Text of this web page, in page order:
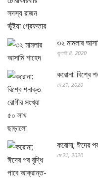
৩২ মামলার
জুলাই 8, 2020
করোনা: বিশ্বে
মে 21, 2020
করোনা; ঈদের
মে 21, 2020